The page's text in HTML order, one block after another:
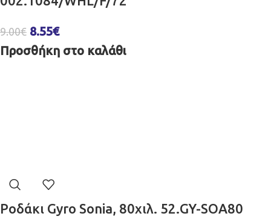
9.00€ 8.55€
Προσθήκη στο καλάθι
Ροδάκι Gyro Sonia, 80χιλ. 52.GY-SOA80